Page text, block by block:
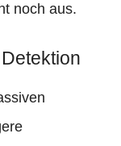
noch aus.